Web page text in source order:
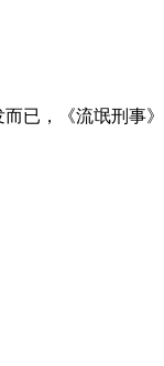
已，《流氓刑事